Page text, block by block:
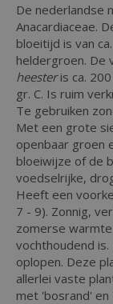
De nederlandse
Anacardiaceae.
bloeitijd is van
heldergroen. De
heesteris ca.
gr. C. Is ruim
Te gebruiken
Met een grote
openbaar groen
bloeiwijze of de
voedselrijke,
Heeft een
7 - 9). Zonnig,
zomerse
vochthoudend
oplopen. Deze
allerlei vaste
met 'bosrand' en